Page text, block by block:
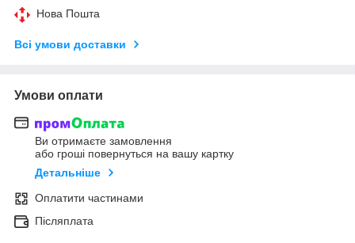
Нова Пошта
Всі умови доставки
Умови оплати
Ви отримаєте замовлення
або гроші повернуться на вашу картку
Детальніше
Оплатити частинами
Післяплата